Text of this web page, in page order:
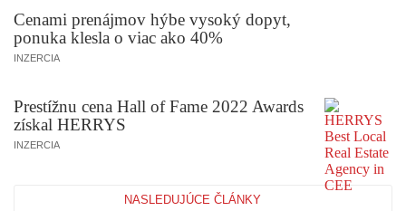
Cenami prenájmov hýbe vysoký dopyt,
ponuka klesla o viac ako 40%
INZERCIA
Prestížnu cena Hall of Fame 2022 Awards
získal HERRYS
INZERCIA
NASLEDUJÚCE ČLÁNKY